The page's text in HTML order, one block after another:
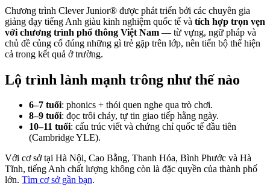
Chương trình Clever Junior® được phát triển bởi các chuyên gia
giảng dạy tiếng Anh giàu kinh nghiệm quốc tế và tích hợp trọn vẹn
với chương trình phổ thông Việt Nam — từ vựng, ngữ pháp và
chủ đề củng cố đúng những gì trẻ gặp trên lớp, nên tiến bộ thể hiện
cả trong kết quả ở trường.
Lộ trình lành mạnh trông như thế nào
6–7 tuổi: phonics + thói quen nghe qua trò chơi.
8–9 tuổi: đọc trôi chảy, tự tin giao tiếp hằng ngày.
10–11 tuổi: cấu trúc viết và chứng chỉ quốc tế đầu tiên
(Cambridge YLE).
Với cơ sở tại Hà Nội, Cao Bằng, Thanh Hóa, Bình Phước và Hà
Tĩnh, tiếng Anh chất lượng không còn là đặc quyền của thành phố
lớn. Tìm cơ sở gần bạn.